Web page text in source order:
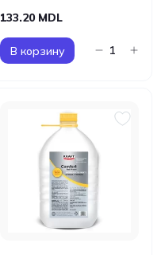
133.20 MDL
В корзину